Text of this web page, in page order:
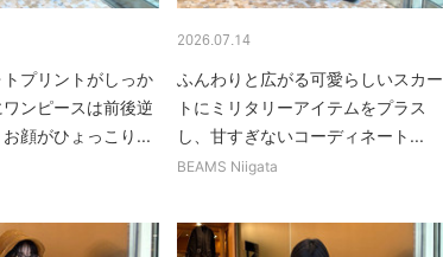
プリントがしっか
ンピースは前後逆
顔がひょっこり...
2026.07.14
ふんわりと広がる可愛らしいスカー
トにミリタリーアイテムをプラス
し、甘すぎないコーディネート...
BEAMS Niigata